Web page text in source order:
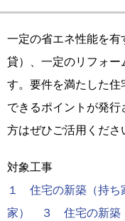
一定の省エネ性能を
貸）、一定のリフォー
す。要件を満たした住
できるポイントが発
方はぜひご活用くださ
対象工事
１ 住宅の新築（持ち
家）
３ 住宅の新築